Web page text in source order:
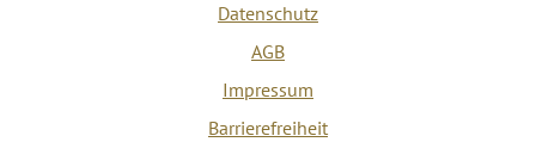
Datenschutz
AGB
Impressum
Barrierefreiheit